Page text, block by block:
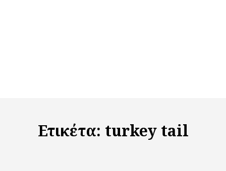
Ετικέτα: turkey tail